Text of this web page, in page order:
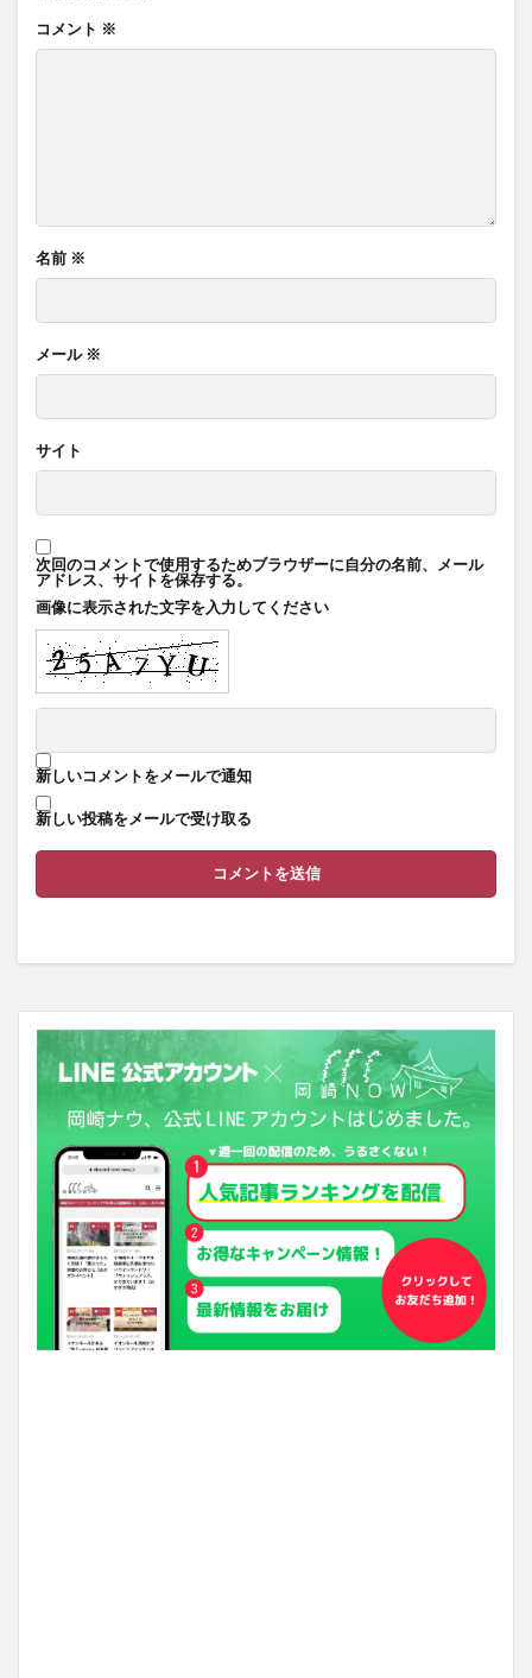
コメント ※
名前 ※
メール ※
サイト
次回のコメントで使用するためブラウザーに自分の名前、メール
アドレス、サイトを保存する。
画像に表示された文字を入力してください
新しいコメントをメールで通知
新しい投稿をメールで受け取る